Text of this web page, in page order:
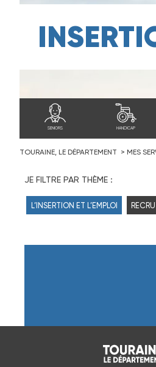
SENIORS HANDICAP
TOURAINE, LE DÉPARTEMENT MES
JE FILTRE PAR THÈME :
L’INSERTION ET L’EMPLOI